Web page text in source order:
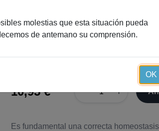
Zinc Essential (60 cápsulas)
10,95 € − +
Es fundamental una correcta
molestias que esta situación pueda
de antemano su comprensión.
OK